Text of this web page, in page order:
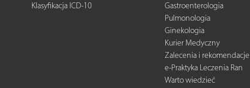
Klasyfikacja ICD-10
Gastroenterologia
Pulmonologia
Ginekologia
Kurier Medyczny
Zalecenia i rekomendacje
e-Praktyka Leczenia Ran
Warto wiedzieć